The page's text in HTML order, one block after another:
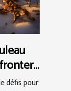
défis pour